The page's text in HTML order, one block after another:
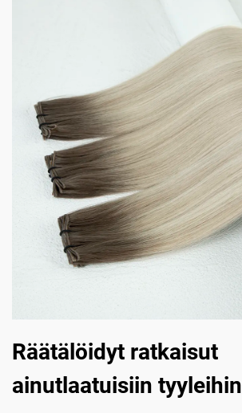
Räätälöidyt ratkaisut
ainutlaatuisiin tyyleihin